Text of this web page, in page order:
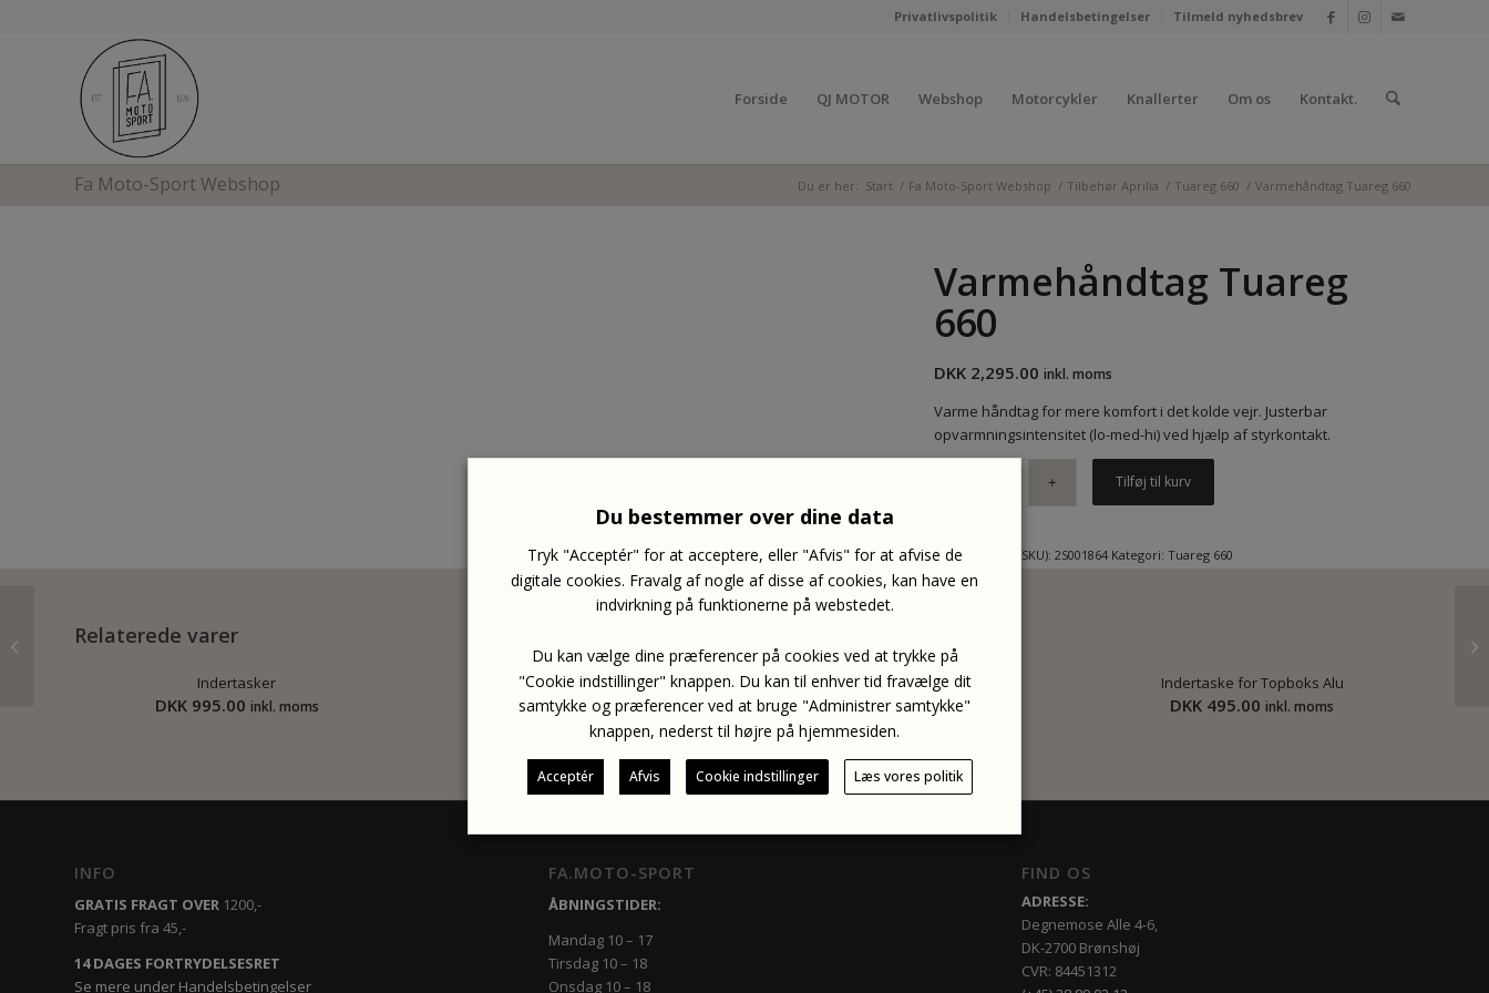
Privatlivspolitik Handelsbetingelser Tilmeld nyhedsbrev
Forside QJ MOTOR Webshop Motorcykler Knallerter Om os Kontakt.
Fa Moto-Sport Webshop Du er her: Start / Fa Moto-Sport Webshop / Tilbehør Aprilia / Tuareg 660 / Varmehåndtag Tuareg 660
Varmehåndtag Tuareg
660
DKK 2,295.00 inkl. moms
Varme håndtag for mere komfort i det kolde vejr. Justerbar
opvarmningsintensitet (lo-med-hi) ved hjælp af styrkontakt.
Tilføj til kurv
Varenummer (SKU): 2S001864 Kategori: Tuareg 660
Relaterede varer
Indertasker
DKK 995.00 inkl. moms
Bag Aksel Beskytter
DKK495.00 inkl. moms
Front Aksel Beskytter
DKK495.00 inkl. moms
Indertaske for Topboks Alu
DKK 495.00 inkl. moms
INFO
GRATIS FRAGT OVER 1200,-
Fragt pris fra 45,-
14 DAGES FORTRYDELSESRET
Se mere under Handelsbetingelser
FA.MOTO-SPORT
ÅBNINGSTIDER:
Mandag 10 – 17
Tirsdag 10 – 18
Onsdag 10 – 18
FIND OS
ADRESSE:
Degnemose Alle 4-6,
DK-2700 Brønshøj
CVR: 84451312
Kæde Guide
Du bestemmer over dine data
Tryk "Acceptér" for at acceptere, eller "Afvis" for at afvise de
digitale cookies. Fravalg af nogle af disse af cookies, kan have en
indvirkning på funktionerne på webstedet.
Du kan vælge dine præferencer på cookies ved at trykke på
"Cookie indstillinger" knappen. Du kan til enhver tid fravælge dit
samtykke og præferencer ved at bruge "Administrer samtykke"
knappen, nederst til højre på hjemmesiden.
Acceptér Afvis Cookie indstillinger Læs vores politik